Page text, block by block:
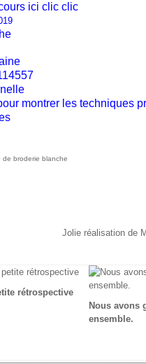
ici clic clic
montrer les techniques
de broderie blanche
Jolie réalisation de
rétrospective
Nous avons
ensemble.